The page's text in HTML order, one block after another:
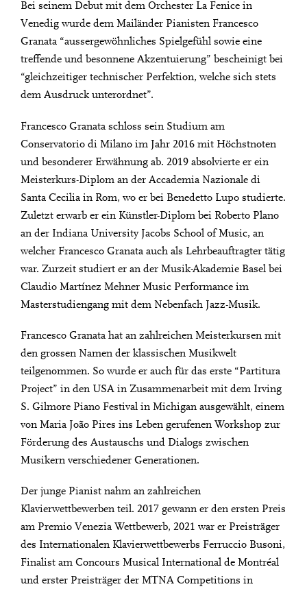
Bei seinem Debut mit dem Orchester La Fenice in
Venedig wurde dem Mailänder Pianisten Francesco
Granata “aussergewöhnliches Spielgefühl sowie eine
treffende und besonnene Akzentuierung” bescheinigt bei
“gleichzeitiger technischer Perfektion, welche sich stets
dem Ausdruck unterordnet”.
Francesco Granata schloss sein Studium am
Conservatorio di Milano im Jahr 2016 mit Höchstnoten
und besonderer Erwähnung ab. 2019 absolvierte er ein
Meisterkurs-Diplom an der Accademia Nazionale di
Santa Cecilia in Rom, wo er bei Benedetto Lupo studierte.
Zuletzt erwarb er ein Künstler-Diplom bei Roberto Plano
an der Indiana University Jacobs School of Music, an
welcher Francesco Granata auch als Lehrbeauftragter tätig
war. Zurzeit studiert er an der Musik-Akademie Basel bei
Claudio Martínez Mehner Music Performance im
Masterstudiengang mit dem Nebenfach Jazz-Musik.
Francesco Granata hat an zahlreichen Meisterkursen mit
den grossen Namen der klassischen Musikwelt
teilgenommen. So wurde er auch für das erste “Partitura
Project” in den USA in Zusammenarbeit mit dem Irving
S. Gilmore Piano Festival in Michigan ausgewählt, einem
von Maria João Pires ins Leben gerufenen Workshop zur
Förderung des Austauschs und Dialogs zwischen
Musikern verschiedener Generationen.
Der junge Pianist nahm an zahlreichen
Klavierwettbewerben teil. 2017 gewann er den ersten Preis
am Premio Venezia Wettbewerb, 2021 war er Preisträger
des Internationalen Klavierwettbewerbs Ferruccio Busoni,
Finalist am Concours Musical International de Montréal
und erster Preisträger der MTNA Competitions in